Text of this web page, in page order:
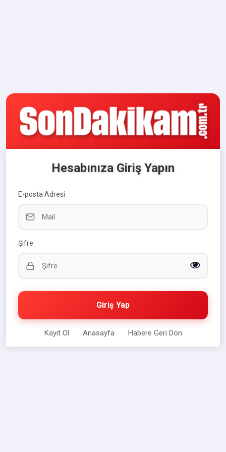
Hesabınıza Giriş Yapın
E-posta Adresi
Şifre
Giriş Yap
Kayıt Ol Anasayfa Habere Geri Dön